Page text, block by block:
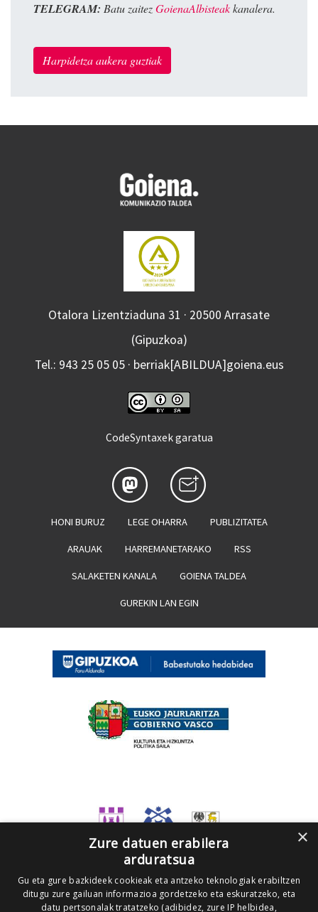
TELEGRAM: Batu zaitezGoienaAlbisteakkanalera.
Harpidetza aukera guztiak
Otalora Lizentziaduna 31 · 20500 Arrasate
(Gipuzkoa)
Tel.: 943 25 05 05 · berriak[ABILDUA]goiena.eus
CodeSyntaxek garatua
HONI BURUZ LEGE OHARRA PUBLIZITATEA
ARAUAK HARREMANETARAKO RSS
SALAKETEN KANALA GOIENA TALDEA
GUREKIN LAN EGIN
×
Zure datuen erabilera
arduratsua
Gu eta gure bazkideek cookieak eta antzeko teknologiak erabiltzen
ditugu zure gailuan informazioa gordetzeko eta eskuratzeko, eta
datu pertsonalak tratatzeko (adibidez, zure IP helbidea,